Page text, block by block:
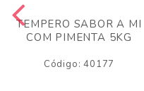
TEMPERO SABOR A MI
COM PIMENTA 5KG
Código: 40177